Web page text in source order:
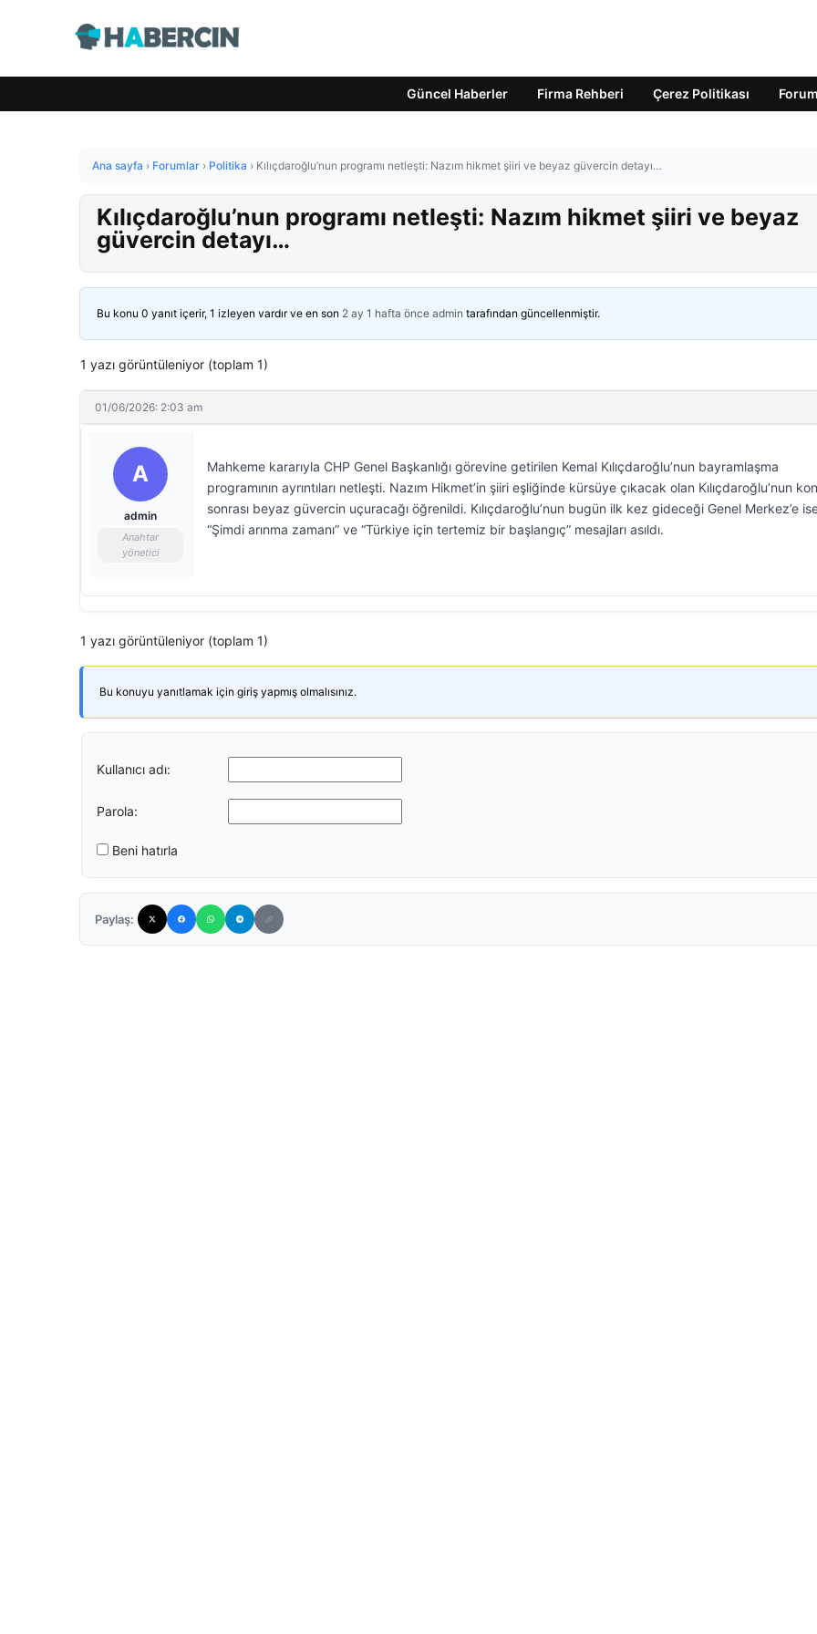
Güncel Haberler Firma Rehberi Çerez Politikası Forum
Ana sayfa › Forumlar › Politika › Kılıçdaroğlu’nun programı netleşti: Nazım hikmet şiiri ve beyaz güvercin detayı…
Kılıçdaroğlu’nun programı netleşti: Nazım hikmet şiiri ve beyaz
güvercin detayı…
Bu konu 0 yanıt içerir, 1 izleyen vardır ve en son 2 ay 1 hafta önce admin tarafından güncellenmiştir.
1 yazı görüntüleniyor (toplam 1)
01/06/2026: 2:03 am
A
admin
Anahtar
yönetici
Mahkeme kararıyla CHP Genel Başkanlığı görevine getirilen Kemal Kılıçdaroğlu’nun bayramlaşma
programının ayrıntıları netleşti. Nazım Hikmet’in şiiri eşliğinde kürsüye çıkacak olan Kılıçdaroğlu’nun
sonrası beyaz güvercin uçuracağı öğrenildi. Kılıçdaroğlu’nun bugün ilk kez gideceği Genel Merkez’e
“Şimdi arınma zamanı” ve “Türkiye için tertemiz bir başlangıç” mesajları asıldı.
1 yazı görüntüleniyor (toplam 1)
Bu konuyu yanıtlamak için giriş yapmış olmalısınız.
Kullanıcı adı:
Parola:
Beni hatırla
Paylaş: